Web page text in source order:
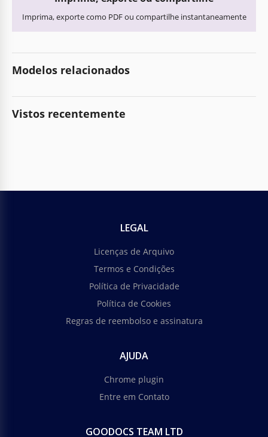
Imprima, exporte como PDF ou compartilhe instantaneamente
Modelos relacionados
Vistos recentemente
LEGAL
Licenças de Arquivo
Termos e Condições
Política de Privacidade
Política de Cookies
Regras de reembolso e assinatura
AJUDA
Chrome plugin
Entre em Contato
GOODOCS TEAM LTD